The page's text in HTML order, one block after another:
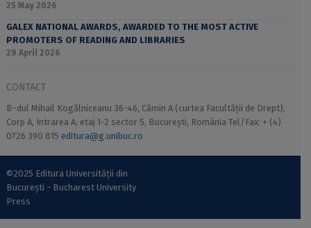
25 May 2026
GALEX NATIONAL AWARDS, AWARDED TO THE MOST ACTIVE
PROMOTERS OF READING AND LIBRARIES
29 April 2026
CONTACT
B-dul Mihail Kogălniceanu 36-46, Cămin A (curtea Facultății de Drept),
Corp A, Intrarea A, etaj 1-2 sector 5, București, România Tel/Fax: + (4)
0726 390 815 editura@g.unibuc.ro
©2025 Editura Universității din
București - Bucharest University
Press